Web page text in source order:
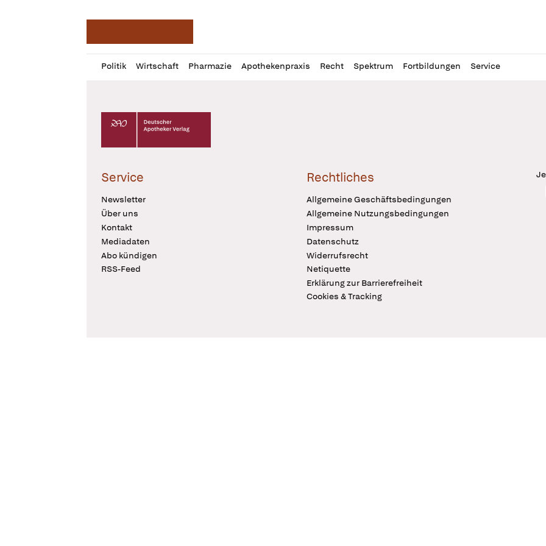
Politik Wirtschaft Pharmazie Apothekenpraxis Recht Spektrum Fortbildungen Service
Profil
öffnen
Daz
Pur
Deutscher Apotheker Verlag Logo
Service
Newsletter
Über uns
Kontakt
Mediadaten
Abo kündigen
RSS-Feed
Rechtliches
Allgemeine Geschäftsbedingungen
Allgemeine Nutzungsbedingungen
Impressum
Datenschutz
Widerrufsrecht
Netiquette
Erklärung zur Barrierefreiheit
Cookies & Tracking